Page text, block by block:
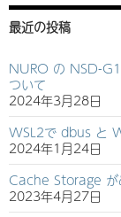
最近の投稿
NURO の NSD-
ついて
2024年3月28日
WSL2で dbus と
2024年1月24日
Cache Storage が
2023年4月27日